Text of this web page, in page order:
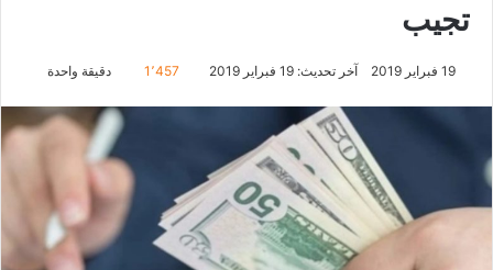
تجيب
19 فبراير 2019 آخر تحديث: 19 فبراير 2019 1٬457 دقيقة واحدة